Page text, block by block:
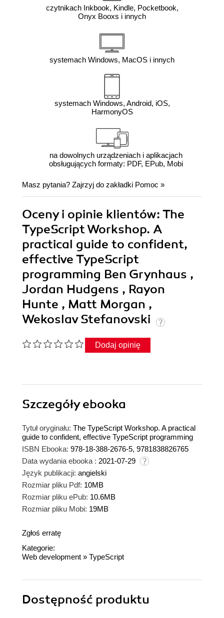
czytnikach Inkbook, Kindle, Pocketbook,
Onyx Booxs i innych
systemach Windows, MacOS i innych
systemach Windows, Android, iOS,
HarmonyOS
na dowolnych urządzeniach i aplikacjach
obsługujących formaty: PDF, EPub, Mobi
Masz pytania? Zajrzyj do zakładki Pomoc »
Oceny i opinie klientów: The
TypeScript Workshop. A
practical guide to confident,
effective TypeScript
programming Ben Grynhaus ,
Jordan Hudgens , Rayon
Hunte , Matt Morgan ,
Wekoslav Stefanovski
Dodaj opinię
Szczegółyebooka
Tytuł oryginału: The TypeScript Workshop. A practical
guide to confident, effective TypeScript programming
ISBN Ebooka: 978-18-388-2676-5, 9781838826765
Data wydania ebooka : 2021-07-29
Język publikacji: angielski
Rozmiar pliku Pdf: 10MB
Rozmiar pliku ePub: 10.6MB
Rozmiar pliku Mobi: 19MB
Zgłoś erratę
Kategorie:
Web development » TypeScript
Dostępność produktu